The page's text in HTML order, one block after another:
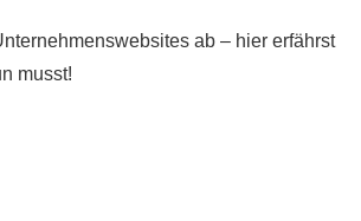
ab – hier erfährst
musst!